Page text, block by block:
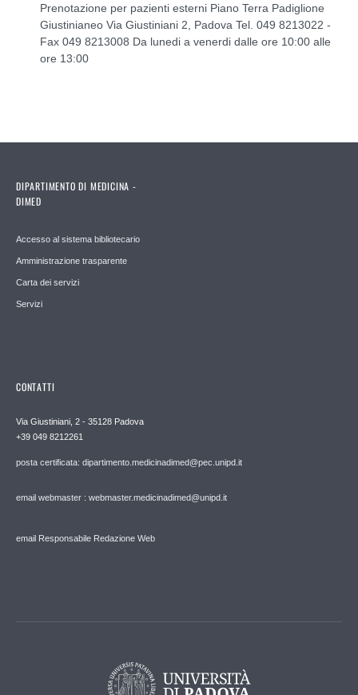
Prenotazione per pazienti esterni Piano Terra Padiglione
Giustinianeo Via Giustiniani 2, Padova Tel. 049 8213022 -
Fax 049 8213008 Da lunedi a venerdi dalle ore 10:00 alle
ore 13:00
DIPARTIMENTO DI MEDICINA -
DIMED
Accesso al sistema bibliotecario
Amministrazione trasparente
Carta dei servizi
Servizi
CONTATTI
Via Giustiniani, 2 - 35128 Padova
+39 049 8212261
posta certificata: dipartimento.medicinadimed@pec.unipd.it
email webmaster : webmaster.medicinadimed@unipd.it
email Responsabile Redazione Web